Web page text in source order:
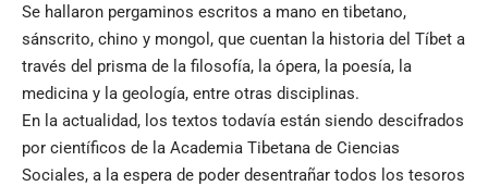
Se hallaron pergaminos escritos a mano en tibetano,
sánscrito, chino y mongol, que cuentan la historia del Tíbet a
través del prisma de la filosofía, la ópera, la poesía, la
medicina y la geología, entre otras disciplinas.
En la actualidad, los textos todavía están siendo descifrados
por científicos de la Academia Tibetana de Ciencias
Sociales, a la espera de poder desentrañar todos los tesoros